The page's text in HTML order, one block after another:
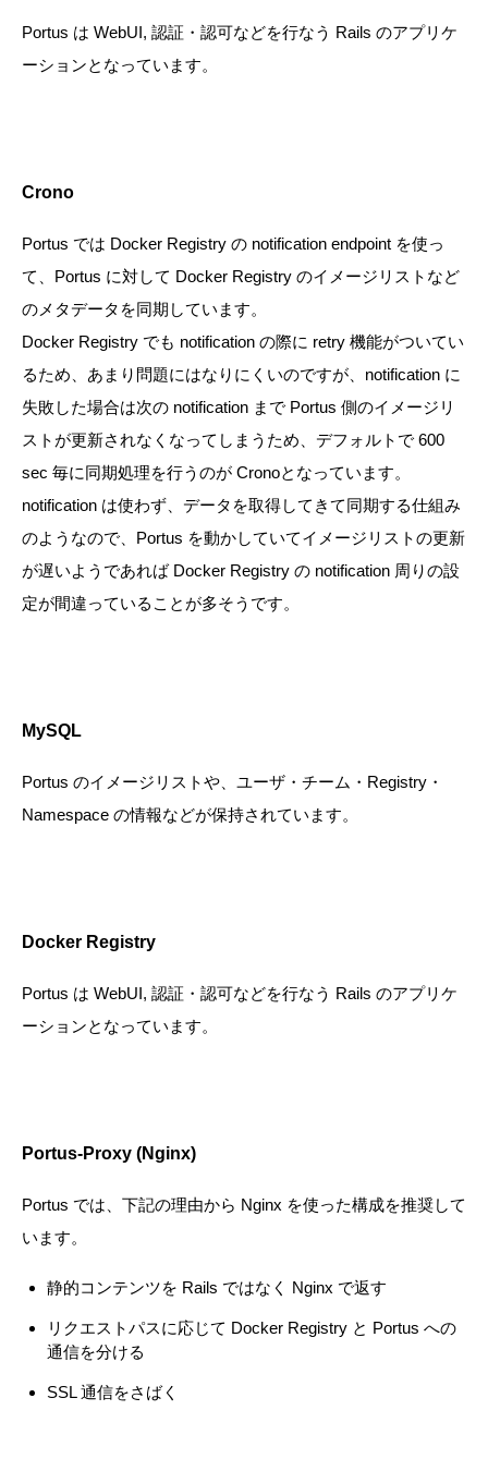
Portus は WebUI, 認証・認可などを行なう Rails のアプリケ
ーションとなっています。
Crono
Portus では Docker Registry の notification endpoint を使っ
て、Portus に対して Docker Registry のイメージリストなど
のメタデータを同期しています。
Docker Registry でも notification の際に retry 機能がついてい
るため、あまり問題にはなりにくいのですが、notification に
失敗した場合は次の notification まで Portus 側のイメージリ
ストが更新されなくなってしまうため、デフォルトで 600
sec 毎に同期処理を行うのが Cronoとなっています。
notification は使わず、データを取得してきて同期する仕組み
のようなので、Portus を動かしていてイメージリストの更新
が遅いようであれば Docker Registry の notification 周りの設
定が間違っていることが多そうです。
MySQL
Portus のイメージリストや、ユーザ・チーム・Registry・
Namespace の情報などが保持されています。
Docker Registry
Portus は WebUI, 認証・認可などを行なう Rails のアプリケ
ーションとなっています。
Portus-Proxy (Nginx)
Portus では、下記の理由から Nginx を使った構成を推奨して
います。
静的コンテンツを Rails ではなく Nginx で返す
リクエストパスに応じて Docker Registry と Portus への
通信を分ける
SSL 通信をさばく